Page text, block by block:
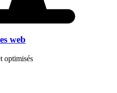
web
optimisés